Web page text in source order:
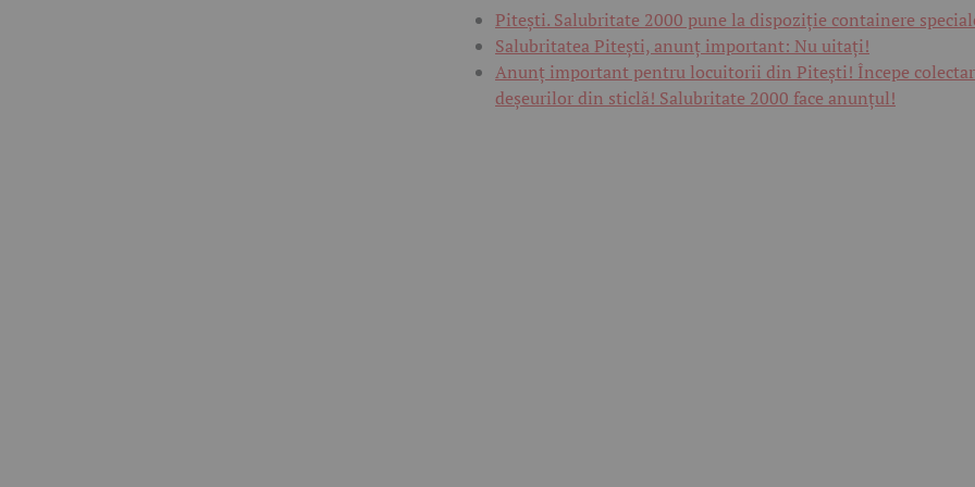
Pitești. Salubritate 2000 pune la dispoziție containere
Salubritatea Pitești, anunț important: Nu uitați!
Anunț important pentru locuitorii din Pitești! Începe
deșeurilor din sticlă! Salubritate 2000 face anunțul!